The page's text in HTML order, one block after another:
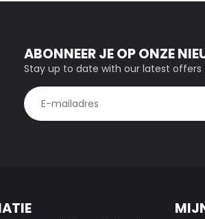
ABONNEER JE OP ONZE
Stay up to date with our latest offers